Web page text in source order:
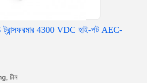
4300 VDC হাই-পট AEC-
চীন